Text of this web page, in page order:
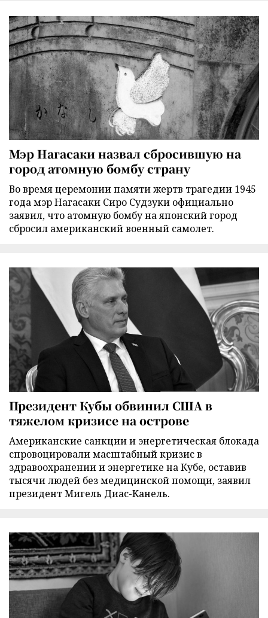
Мэр Нагасаки назвал сбросившую на
город атомную бомбу страну
Во время церемонии памяти жертв трагедии 1945
года мэр Нагасаки Сиро Судзуки официально
заявил, что атомную бомбу на японский город
сбросил американский военный самолет.
Президент Кубы обвинил США в
тяжелом кризисе на острове
Американские санкции и энергетическая блокада
спровоцировали масштабный кризис в
здравоохранении и энергетике на Кубе, оставив
тысячи людей без медицинской помощи, заявил
президент Мигель Диас-Канель.